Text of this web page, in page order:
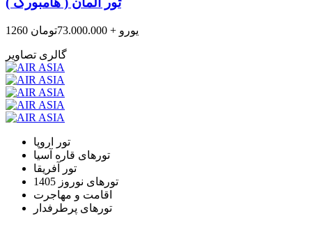
1260 یورو + 73.000.000تومان
گالری تصاویر
تور اروپا
تورهای قاره آسیا
تور آفریقا
تورهای نوروز 1405
اقامت و مهاجرت
تورهای پرطرفدار